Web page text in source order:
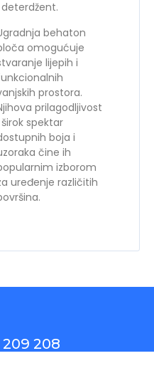
behaton
omogućuje
lijepih i
prostora.
prilagodljivost
spektar
boja i
čine ih
izborom
uređenje različitih
209 208